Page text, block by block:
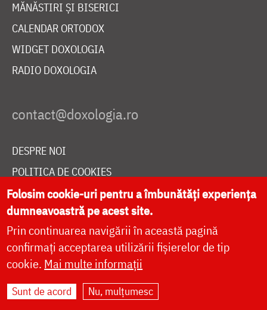
MĂNĂSTIRI ȘI BISERICI
CALENDAR ORTODOX
WIDGET DOXOLOGIA
RADIO DOXOLOGIA
DESPRE NOI
POLITICA DE COOKIES
DONEAZĂ ONLINE PENTRU CATEDRALA NAȚIONALĂ
LIVE
Site dezvoltat deDOXOLOGIA MEDIA
Folosim cookie-uri pentru a îmbunătăți experiența
dumneavoastră pe acest site.
Prin continuarea navigării în această pagină
confirmați acceptarea utilizării fișierelor de tip
cookie. Mai multe informații
Sunt de acord Nu, mulțumesc